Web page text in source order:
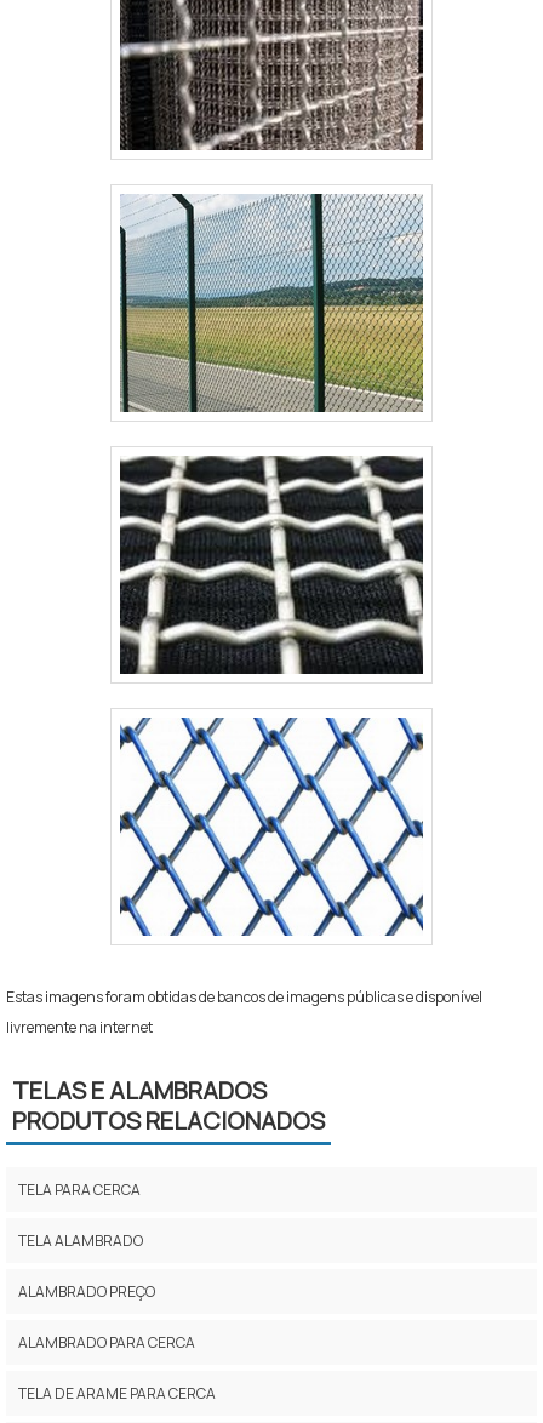
Estas imagens foram obtidas de bancos de imagens públicas e disponível
livremente na internet
TELAS E ALAMBRADOS
PRODUTOS RELACIONADOS
TELA PARA CERCA
TELA ALAMBRADO
ALAMBRADO PREÇO
ALAMBRADO PARA CERCA
TELA DE ARAME PARA CERCA